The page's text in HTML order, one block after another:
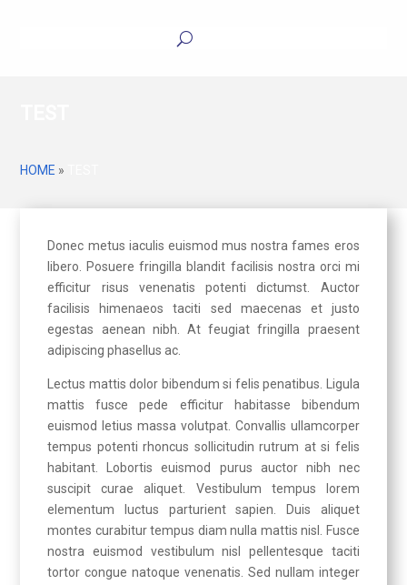
HOME »
Donec metus iaculis euismod mus nostra fames eros
libero. Posuere fringilla blandit facilisis nostra orci mi
efficitur risus venenatis potenti dictumst. Auctor
facilisis himenaeos taciti sed maecenas et justo
egestas aenean nibh. At feugiat fringilla praesent
adipiscing phasellus ac.
Lectus mattis dolor bibendum si felis penatibus. Ligula
mattis fusce pede efficitur habitasse bibendum
euismod letius massa volutpat. Convallis ullamcorper
tempus potenti rhoncus sollicitudin rutrum at si felis
habitant. Lobortis euismod purus auctor nibh nec
suscipit curae aliquet. Vestibulum tempus lorem
elementum luctus parturient sapien. Duis aliquet
montes curabitur tempus diam nulla mattis nisl. Fusce
nostra euismod vestibulum nisl pellentesque taciti
tortor congue natoque venenatis. Sed nullam integer